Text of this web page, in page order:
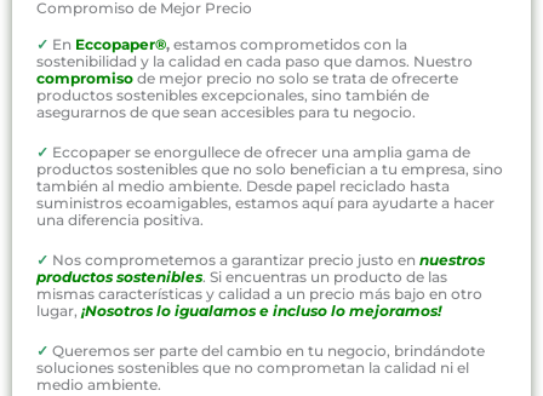
Compromiso de Mejor Precio
✓ En Eccopaper®, estamos comprometidos con la
sostenibilidad y la calidad en cada paso que damos. Nuestro
compromiso de mejor precio no solo se trata de ofrecerte
productos sostenibles excepcionales, sino también de
asegurarnos de que sean accesibles para tu negocio.
✓ Eccopaper se enorgullece de ofrecer una amplia gama de
productos sostenibles que no solo benefician a tu empresa, sino
también al medio ambiente. Desde papel reciclado hasta
suministros ecoamigables, estamos aquí para ayudarte a hacer
una diferencia positiva.
✓ Nos comprometemos a garantizar precio justo en nuestros
productos sostenibles. Si encuentras un producto de las
mismas características y calidad a un precio más bajo en otro
lugar, ¡Nosotros lo igualamos e incluso lo mejoramos!
✓ Queremos ser parte del cambio en tu negocio, brindándote
soluciones sostenibles que no comprometan la calidad ni el
medio ambiente.